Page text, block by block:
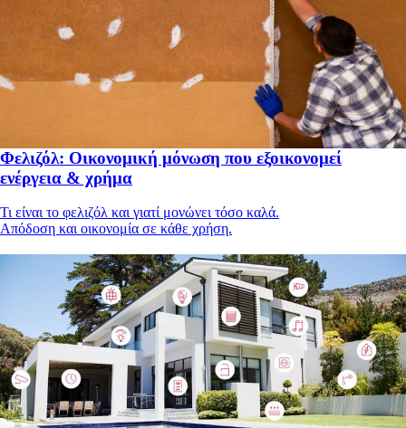
Φελιζόλ: Οικονομική μόνωση που εξοικονομεί
ενέργεια & χρήμα
Τι είναι το φελιζόλ και γιατί μονώνει τόσο καλά.
Απόδοση και οικονομία σε κάθε χρήση.